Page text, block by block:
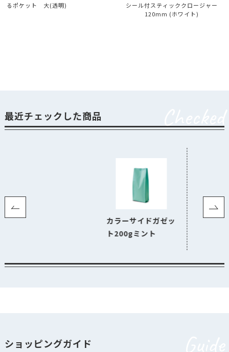
大(透明)
シール付スティッククロージャー
120mm (ホワイト)
タチ
最近チェックした商品
カラーサイドガゼッ
ト200gミント
ショッピングガイド